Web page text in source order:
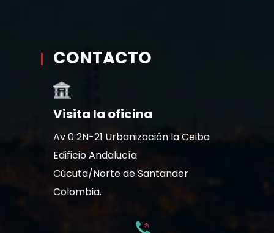
CONTACTO
Visita la oficina
Av 0 2N-21 Urbanización la Ceiba
Edificio Andalucía
Cúcuta/Norte de Santander
Colombia.